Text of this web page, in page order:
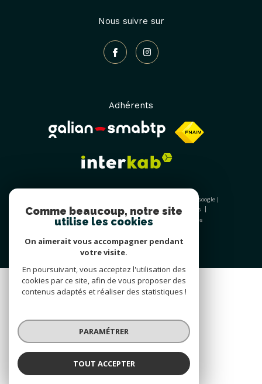
Nous suivre sur
Adhérents
© 2026 | Tous droits réservés | Traduction powered by Google |
Nos honoraires
Plan du site
Mentions légales
Admin
Nos liens Politique RGPD Cookies
Comme beaucoup, notre site
utilise les cookies
On aimerait vous accompagner pendant
votre visite.
En poursuivant, vous acceptez l'utilisation des
cookies par ce site, afin de vous proposer des
contenus adaptés et réaliser des statistiques !
PARAMÉTRER
TOUT ACCEPTER